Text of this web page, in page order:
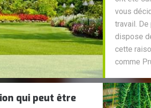
vous
travail.
dispose
cette
comme
qui peut être